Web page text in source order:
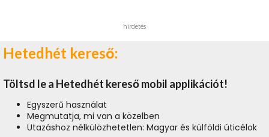
hirdetés
Hetedhét kereső:
Töltsd le a Hetedhét kereső mobil applikációt!
Egyszerű használat
Megmutatja, mi van a közelben
Utazáshoz nélkülözhetetlen: Magyar és külföldi úticélok